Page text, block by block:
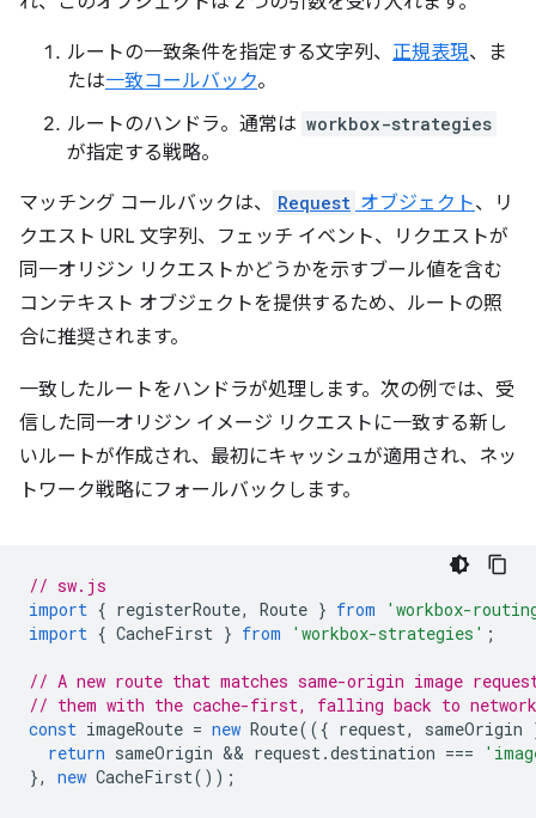
ルートの一致条件を指定する文字列、 正規表現、ま
たは一致コールバック。
ルートのハンドラ。通常は workbox-strategies
が指定する戦略。
マッチング コールバックは、 Request オブジェクト、リ
クエスト URL 文字列、フェッチ イベント、リクエストが
同一オリジン リクエストかどうかを示すブール値を含む
コンテキスト オブジェクトを提供するため、ルートの照
合に推奨されます。
一致したルートをハンドラが処理します。次の例では、受
信した同一オリジン イメージ リクエストに一致する新し
いルートが作成され、最初にキャッシュが適用され、ネッ
トワーク戦略にフォールバックします。
// sw.js
import { registerRoute, Route } from
'workbox-
import { CacheFirst } from 'workbox-strategies' ;
// A new route that matches same-origin image
// them with the cache-first, falling back to
const imageRoute = new Route(({ request, sameOrigin
return sameOrigin && request.destination ===
},
new CacheFirst());